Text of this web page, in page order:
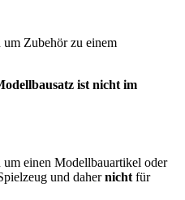
Zubehör zu einem
ist nicht im
einen Modellbauartikel oder
und dahernicht für